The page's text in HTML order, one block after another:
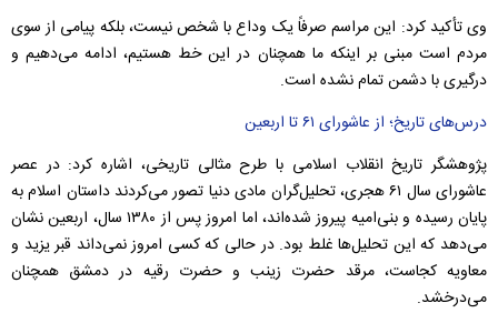
وی تأکید کرد: این مراسم صرفاً یک وداع با شخص نیست، بلکه پیامی از سوی
مردم است مبنی بر اینکه ما همچنان در این خط هستیم، ادامه می‌دهیم و
درگیری با دشمن تمام نشده است.
درس‌های تاریخ؛ از عاشورای ۶۱ تا اربعین
پژوهشگر تاریخ انقلاب اسلامی با طرح مثالی تاریخی، اشاره کرد: در عصر
عاشورای سال ۶۱ هجری، تحلیل‌گران مادی دنیا تصور می‌کردند داستان اسلام به
پایان رسیده و بنی‌امیه پیروز شده‌اند، اما امروز پس از ۱۳۸۰ سال، اربعین نشان
می‌دهد که این تحلیل‌ها غلط بود. در حالی که کسی امروز نمی‌داند قبر یزید و
معاویه کجاست، مرقد حضرت زینب و حضرت رقیه در دمشق همچنان
می‌درخشد.